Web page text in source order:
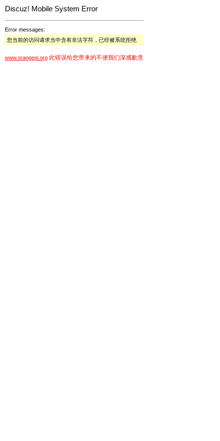
Discuz! Mobile System Error
Error messages:
您当前的访问请求当中含有非法字符，已经被系统拒绝
www.orangepi.org 此错误给您带来的不便我们深感歉意